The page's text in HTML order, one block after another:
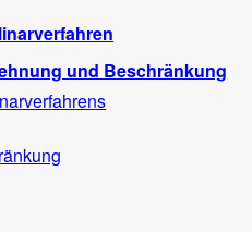
und Beschränkung